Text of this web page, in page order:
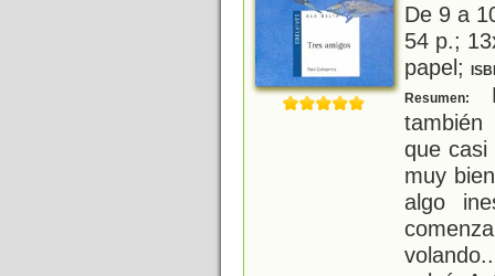
De 9 a
54 p.;
papel;
Resumen:
que casi
muy
algo